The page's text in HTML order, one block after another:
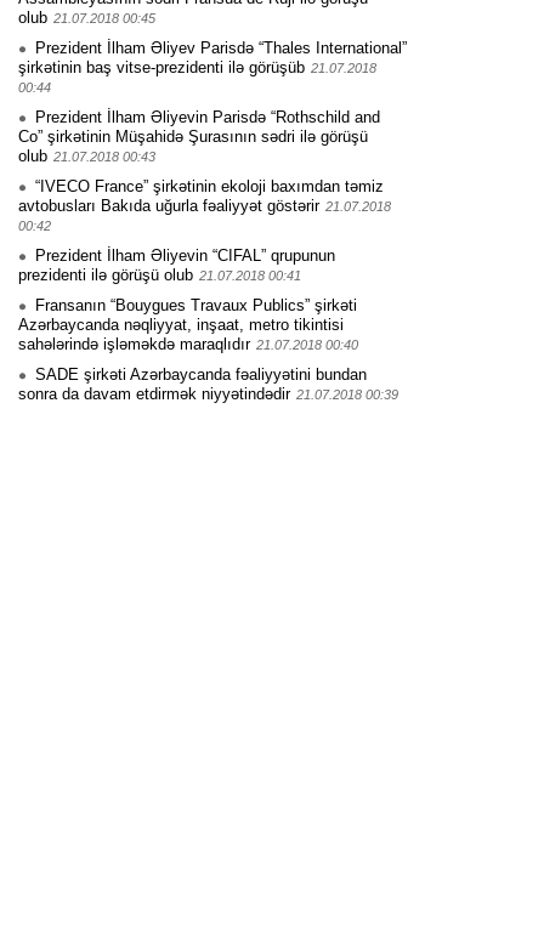
olub 21.07.2018 00:45
Prezident İlham Əliyev Parisdə “Thales International”
şirkətinin baş vitse-prezidenti ilə görüşüb 21.07.2018
00:44
Prezident İlham Əliyevin Parisdə “Rothschild and
Co” şirkətinin Müşahidə Şurasının sədri ilə görüşü
olub 21.07.2018 00:43
“IVECO France” şirkətinin ekoloji baxımdan təmiz
avtobusları Bakıda uğurla fəaliyyət göstərir 21.07.2018
00:42
Prezident İlham Əliyevin “CIFAL” qrupunun
prezidenti ilə görüşü olub 21.07.2018 00:41
Fransanın “Bouygues Travaux Publics” şirkəti
Azərbaycanda nəqliyyat, inşaat, metro tikintisi
sahələrində işləməkdə maraqlıdır 21.07.2018 00:40
SADE şirkəti Azərbaycanda fəaliyyətini bundan
sonra da davam etdirmək niyyətindədir 21.07.2018 00:39